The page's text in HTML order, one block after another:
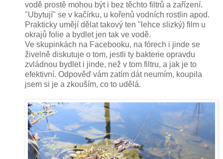
vodě prostě mohou být i bez těchto filtrů a zařízení.
"Ubytují" se v kačírku, u kořenů vodních rostlin apod.
Prakticky umějí dělat takový ten "lehce slizký) film u
okrajů folie a bydlet jen tak ve vodě.
Ve skupinkách na Facebooku, na fórech i jinde se
živelně diskutuje o tom, jestli ty bakterie opravdu
zvládnou bydlet i jinde, než v tom filtru, a jak je to
efektivní. Odpověď vám zatím dát neumím, koupila
jsem si je a zkouším, co to udělá.